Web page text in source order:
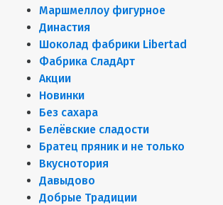
Маршмеллоу фигурное
Династия
Шоколад фабрики Libertad
Фабрика СладАрт
Акции
Новинки
Без сахара
Белёвские сладости
Братец пряник и не только
Вкуснотория
Давыдово
Добрые Традиции